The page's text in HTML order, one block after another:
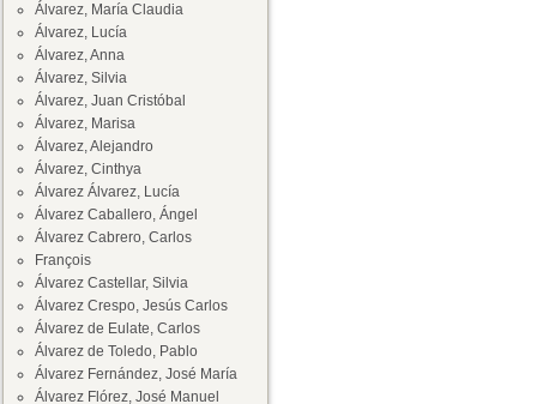
Álvarez, María Claudia
Álvarez, Lucía
Álvarez, Anna
Álvarez, Silvia
Álvarez, Juan Cristóbal
Álvarez, Marisa
Álvarez, Alejandro
Álvarez, Cinthya
Álvarez Álvarez, Lucía
Álvarez Caballero, Ángel
Álvarez Cabrero, Carlos
François
Álvarez Castellar, Silvia
Álvarez Crespo, Jesús Carlos
Álvarez de Eulate, Carlos
Álvarez de Toledo, Pablo
Álvarez Fernández, José María
Álvarez Flórez, José Manuel